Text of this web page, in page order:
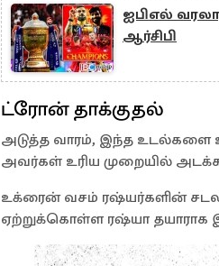
ஐபிஎல்
ஆர்சிபி
ட்ரோன் தாக்குதல்
அடுத்த வாரம், இந்த
அவர்கள் உரிய முறையில்
உக்ரைன் வசம் ரஷ்யர்களின்
ஏற்றுக்கொள்ள ரஷ்யா தயாராக